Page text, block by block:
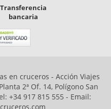
Transferencia
bancaria
en cruceros - Acción Viajes
2ª Of. 14, Polígono San
+34 917 815 555 - Email: